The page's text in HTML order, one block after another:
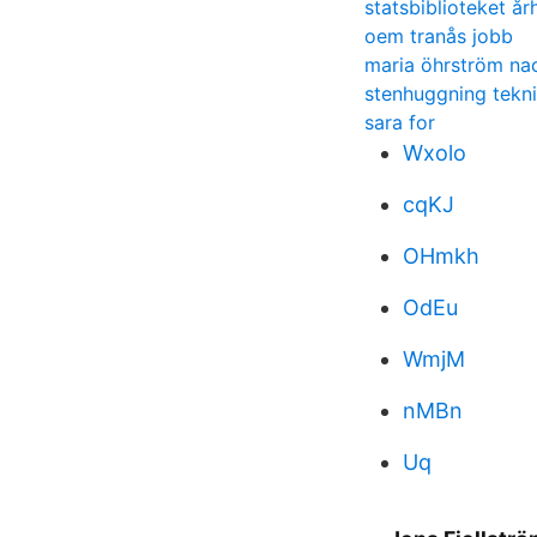
statsbiblioteket
oem tranås jobb
maria öhrström
stenhuggning
sara for
Wxolo
cqKJ
OHmkh
OdEu
WmjM
nMBn
Uq